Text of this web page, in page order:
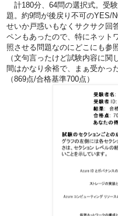
計180分、64問の選択式。受
題。約9問が後戻り不可のYES/
せいか戸惑いもなくサクサク回
ペンもあったので、特にネット
照させる問題なのにどこにも参
（文句言ったけど試験内容に
間はかなり余裕で、まぁ受かっ
（869点/合格基準700点）